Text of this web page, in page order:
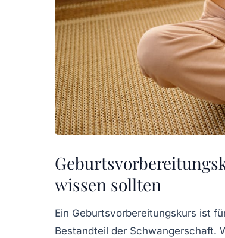
wissen sollten
Ein Geburtsvorbereitungskurs ist
Bestandteil der Schwangerschaft.